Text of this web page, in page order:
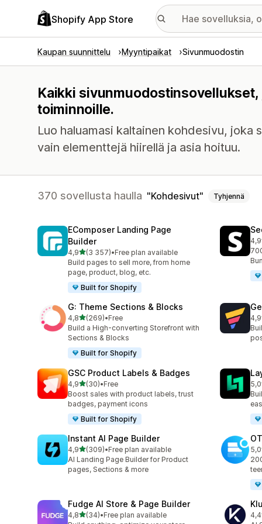
Shopify App Store
Kaupan suunnittelu Myyntipaikat Sivunmuodostin
Kaikki
toiminnoille.
Luo haluamasi kaltainen kohdesivu,
vain elementtejä hiirellä ja asia hoituu.
370 sovellusta haulla Kohdesivut Tyhjennä
EComposer Landing Page
Builder
4,9/ 5 tähteä
(3 357)
3357 arvostelua yhteensä
•Free plan available
Build pages to sell more, from home
page, product, blog, etc.
Built for Shopify
4,9
G: Theme Sections & Blocks
4,8/ 5 tähteä
(269)
269 arvostelua yhteensä
•Free
Build a High-converting Storefront with
Sections & Blocks
Built for Shopify
4,9
GSC Product Labels & Badges
4,9/ 5 tähteä
(30)
30 arvostelua yhteensä
•Free
Boost sales with product labels, trust
badges, payment icons
Built for Shopify
5,0
Instant AI Page Builder
4,9/ 5 tähteä
(309)
309 arvostelua yhteensä
•Free plan available
AI Landing Page Builder for Product
pages, Sections & more
5,0
Fudge AI Store & Page Builder
4,8/ 5 tähteä
(34)
34 arvostelua yhteensä
•Free plan available
4,4
11